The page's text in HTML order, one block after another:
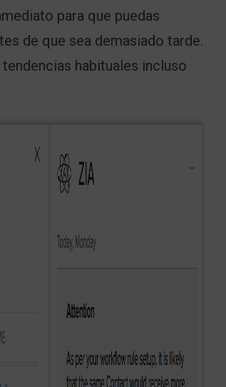
para que puedas
de que sea demasiado tarde.
habituales incluso